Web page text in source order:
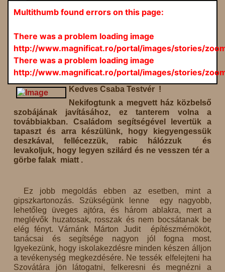
Multithumb found errors on this page:
There was a problem loading image
http://www.magnificat.ro/portal/images/stories/
There was a problem loading image
http://www.magnificat.ro/portal/images/stories/
Kedves Csaba Testvér !
Nekifogtunk a megvett ház közbelső
szobájának javításához, ez tanterem volna a
továbbiakban. Családom segítségével levertük a
tapaszt és arra készülünk, hogy kiegyengessük
deszkával, fellécezzük, rabic hálózzuk és
levakoljuk, hogy legyen szilárd és ne vesszen tér a
görbe falak miatt .
Ez jobb megoldás ebben az esetben, mint a
gipszkartonozás. Szükségünk lenne egy nagyobb,
lehetőleg üveges ajtóra, és három ablakra, mert a
meglévők huzatosak, rosszak és nem bocsátanak be
elég fényt. Várnánk Márton Judit építészmérnököt,
tanácsai és segítsége nagyon jól fogna most.
Igyekezünk, hogy iskolakezdésre minden készen álljon
a tevékenység megkezdésére. Ne tessék elfelejteni ha
Szovátára jön látogatni, felkeresni és megnézni a